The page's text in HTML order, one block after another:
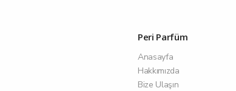
Peri Parfüm
Anasayfa
Hakkımızda
Bize Ulaşın